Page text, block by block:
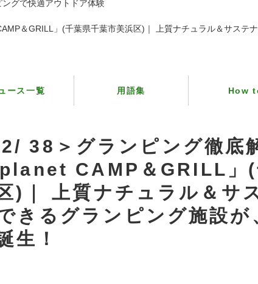
ングで快適アウトドア体験
＆GRILL」(千葉県千葉市美浜区)｜ 上質ナチュラル＆サステ
ース一覧 用語集 How
38＞グランピング徹底
CAMP＆GRILL」(
)｜ 上質ナチュラル＆サ
きるグランピング施設が
生！